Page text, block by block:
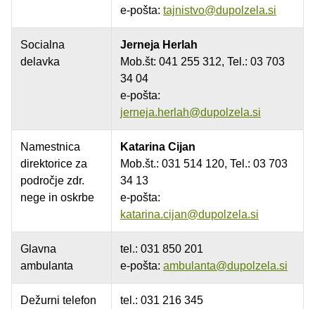
e-pošta: tajnistvo@dupolzela.si
Socialna
delavka
Jerneja Herlah
Mob.št: 041 255 312, Tel.: 03 703
34 04
e-pošta:
jerneja.herlah@dupolzela.si
Namestnica
direktorice za
področje zdr.
nege in oskrbe
Katarina Cijan
Mob.št.: 031 514 120, Tel.: 03 703
34 13
e-pošta:
katarina.cijan@dupolzela.si
Glavna
ambulanta
tel.: 031 850 201
e-pošta: ambulanta@dupolzela.si
Dežurni telefon tel.: 031 216 345